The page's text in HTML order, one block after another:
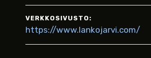
VERKKOSIVUSTO:
https://www.lankojarvi.com/